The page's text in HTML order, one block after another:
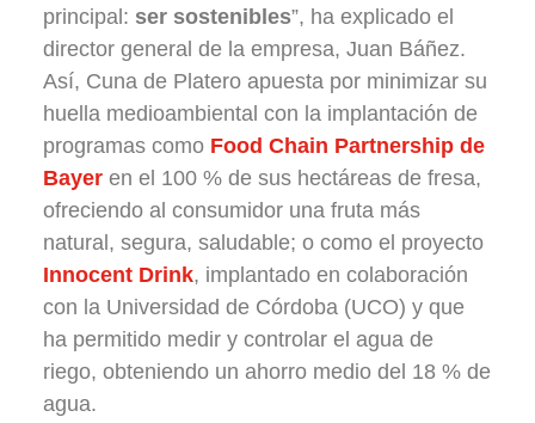
principal: ser sostenibles”, ha explicado el
director general de la empresa, Juan Báñez.
Así, Cuna de Platero apuesta por minimizar su
huella medioambiental con la implantación de
programas como Food Chain Partnership de
Bayeren el 100 % de sus hectáreas de fresa,
ofreciendo al consumidor una fruta más
natural, segura, saludable; o como el proyecto
Innocent Drink, implantado en colaboración
con la Universidad de Córdoba (UCO) y que
ha permitido medir y controlar el agua de
riego, obteniendo un ahorro medio del 18 % de
agua.